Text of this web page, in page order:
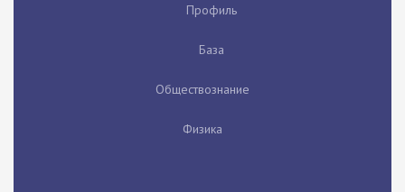
Профиль
База
Обществознание
Физика